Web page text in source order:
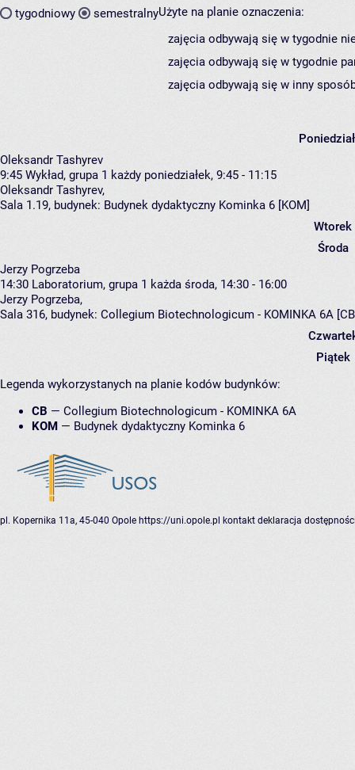
tygodniowy semestralnyUżyte na planie oznaczenia:
zajęcia odbywają się w tygodnie
zajęcia odbywają się w tygodnie
zajęcia odbywają się w inny
Oleksandr Tashyrev
9:45 Wykład, grupa 1 każdy poniedziałek, 9:45 - 11:15
Oleksandr Tashyrev,
Sala 1.19, budynek: Budynek dydaktyczny Kominka 6 [KOM]
Wtorek
Środa
Jerzy Pogrzeba
14:30 Laboratorium, grupa 1 każda środa, 14:30 - 16:00
Jerzy Pogrzeba,
Sala 316, budynek: Collegium Biotechnologicum - KOMINKA 6A
Piątek
Legenda wykorzystanych na planie kodów budynków:
CB — Collegium Biotechnologicum - KOMINKA 6A
KOM — Budynek dydaktyczny Kominka 6
pl. Kopernika 11a, 45-040 Opole https://uni.opole.pl kontakt deklaracja